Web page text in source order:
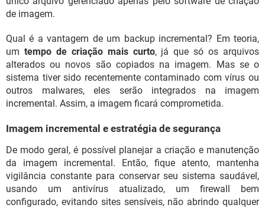
de imagem.
Qual é a vantagem de um backup incremental? Em teoria,
um tempo de criação mais curto, já que só os arquivos
alterados ou novos são copiados na imagem. Mas se o
sistema tiver sido recentemente contaminado com vírus ou
outros malwares, eles serão integrados na imagem
incremental. Assim, a imagem ficará comprometida.
Imagem incremental e estratégia de segurança
De modo geral, é possível planejar a criação e manutenção
da imagem incremental. Então, fique atento, mantenha
vigilância constante para conservar seu sistema saudável,
usando um antivírus atualizado, um firewall bem
configurado, evitando sites sensíveis, não abrindo qualquer